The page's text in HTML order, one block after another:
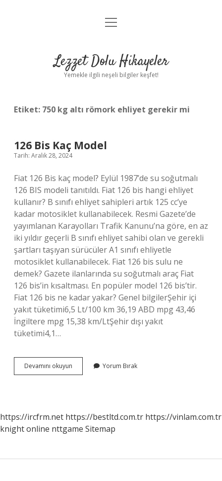
Anasayfa
Yasal Uyarı
menüyü
Lezzet Dolu Hikayeler
Yemekle ilgili neşeli bilgiler keşfet!
Etiket: 750 kg altı römork ehliyet gerekir mi
126 Bis Kaç Model
Tarih: Aralık 28, 2024
Fiat 126 Bis kaç model? Eylül 1987’de su soğutmalı
126 BIS modeli tanıtıldı. Fiat 126 bis hangi ehliyet
kullanır? B sınıfı ehliyet sahipleri artık 125 cc’ye
kadar motosiklet kullanabilecek. Resmi Gazete’de
yayımlanan Karayolları Trafik Kanunu’na göre, en az
iki yıldır geçerli B sınıfı ehliyet sahibi olan ve gerekli
şartları taşıyan sürücüler A1 sınıfı ehliyetle
motosiklet kullanabilecek. Fiat 126 bis sulu ne
demek? Gazete ilanlarında su soğutmalı araç Fiat
126 bis’in kısaltması. En popüler model 126 bis’tir.
Fiat 126 bis ne kadar yakar? Genel bilgilerŞehir içi
yakıt tüketimi6,5 Lt/100 km 36,19 ABD mpg 43,46
İngiltere mpg 15,38 km/LtŞehir dışı yakıt
tüketimi4,1…
Devamını okuyun
Bis
Yorum Bırak
https://ircfrm.net https://bestltd.com.tr https://vinlam.com.tr
knight online nttgame Sitemap